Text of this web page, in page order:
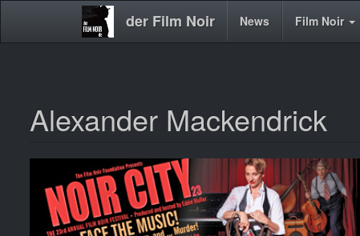
der Film Noir
Main News Film Noir
Alexander Mackendrick